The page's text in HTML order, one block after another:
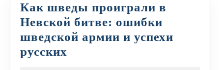
Как шведы проиграли в
Невской битве: ошибки
шведской армии и успехи
русских